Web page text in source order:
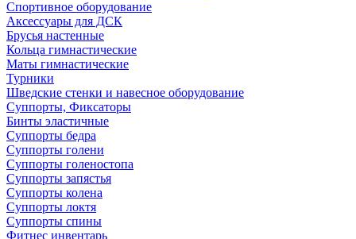
Спортивное оборудование
Аксессуары для ДСК
Брусья настенные
Кольца гимнастические
Маты гимнастические
Турники
Шведские стенки и навесное оборудование
Суппорты, Фиксаторы
Бинты эластичные
Суппорты бедра
Суппорты голени
Суппорты голеностопа
Суппорты запястья
Суппорты колена
Суппорты локтя
Суппорты спины
Фитнес инвентарь